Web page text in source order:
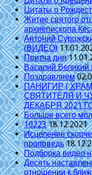
Цитаты о
Житие святого
архиепископа
Антоний
(ВИДЕО)
Притча дня
Василий
Поздравляем
ПАНИГИР (
СВЯТИТЕЛЯ И
ДЕКАБРЯ 2021
Больше всего
10223 18.12.2021
Исцеление
проповедь
Подборка видео
Десять
отношении к